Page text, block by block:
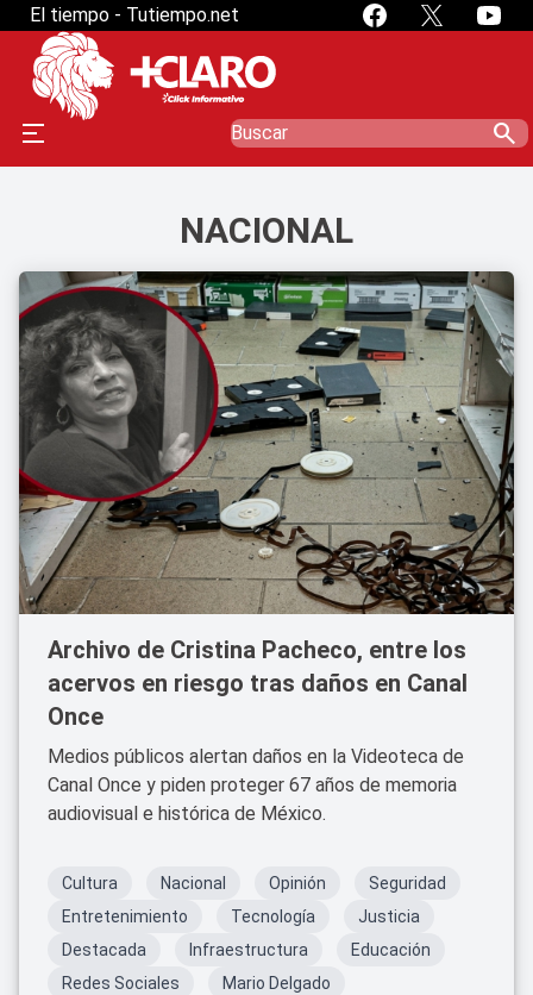
El tiempo - Tutiempo.net
search
NACIONAL
Archivo de Cristina Pacheco, entre los
acervos en riesgo tras daños en Canal
Once
Medios públicos alertan daños en la Videoteca de
Canal Once y piden proteger 67 años de memoria
audiovisual e histórica de México.
Cultura Nacional Opinión
Seguridad
Entretenimiento
Tecnología
Justicia
Destacada
Infraestructura
Educación
Redes Sociales
Mario Delgado